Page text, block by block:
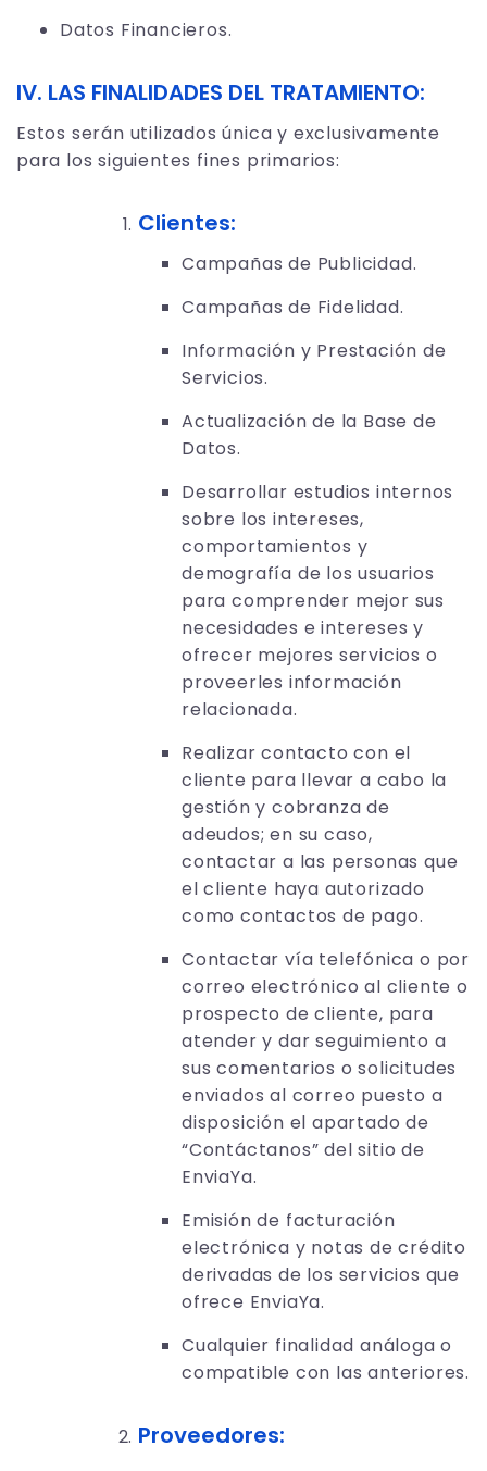
Datos Financieros.
IV. LAS FINALIDADES DEL TRATAMIENTO:
Estos serán utilizados única y exclusivamente
para los siguientes fines primarios:
Clientes:
Campañas de Publicidad.
Campañas de Fidelidad.
Información y Prestación de
Servicios.
Actualización de la Base de
Datos.
Desarrollar estudios internos
sobre los intereses,
comportamientos y
demografía de los usuarios
para comprender mejor sus
necesidades e intereses y
ofrecer mejores servicios o
proveerles información
relacionada.
Realizar contacto con el
cliente para llevar a cabo la
gestión y cobranza de
adeudos; en su caso,
contactar a las personas que
el cliente haya autorizado
como contactos de pago.
Contactar vía telefónica o por
correo electrónico al cliente o
prospecto de cliente, para
atender y dar seguimiento a
sus comentarios o solicitudes
enviados al correo puesto a
disposición el apartado de
“Contáctanos” del sitio de
EnviaYa.
Emisión de facturación
electrónica y notas de crédito
derivadas de los servicios que
ofrece EnviaYa.
Cualquier finalidad análoga o
compatible con las anteriores.
Proveedores: